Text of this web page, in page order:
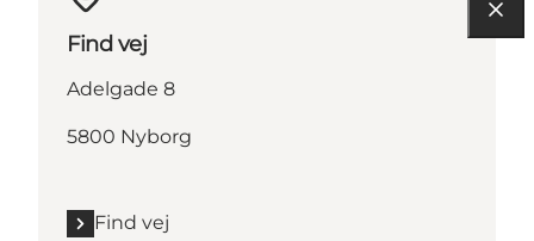
Find vej
Adelgade 8
5800 Nyborg
Find vej